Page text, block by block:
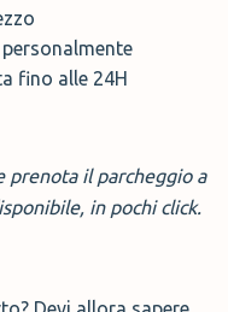
fino alle 24H
prenota il parcheggio a
in pochi click.